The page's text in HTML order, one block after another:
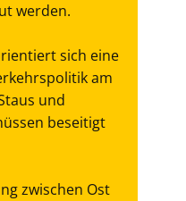
werden.
sich eine
am
und
beseitigt
zwischen Ost